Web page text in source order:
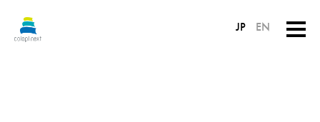
JP EN